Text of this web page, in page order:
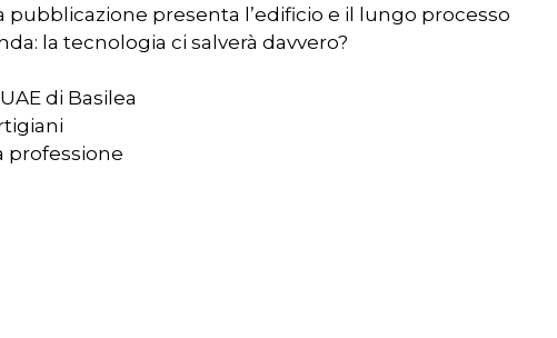
presenta l’edificio e il lungo processo
la tecnologia ci salverà davvero?
di Basilea
professione